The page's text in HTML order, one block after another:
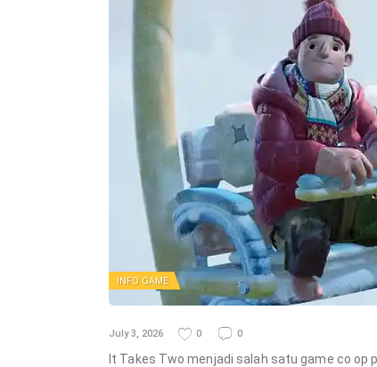
INFO GAME
July 3, 2026 0 0
It Takes Two menjadi salah satu game co